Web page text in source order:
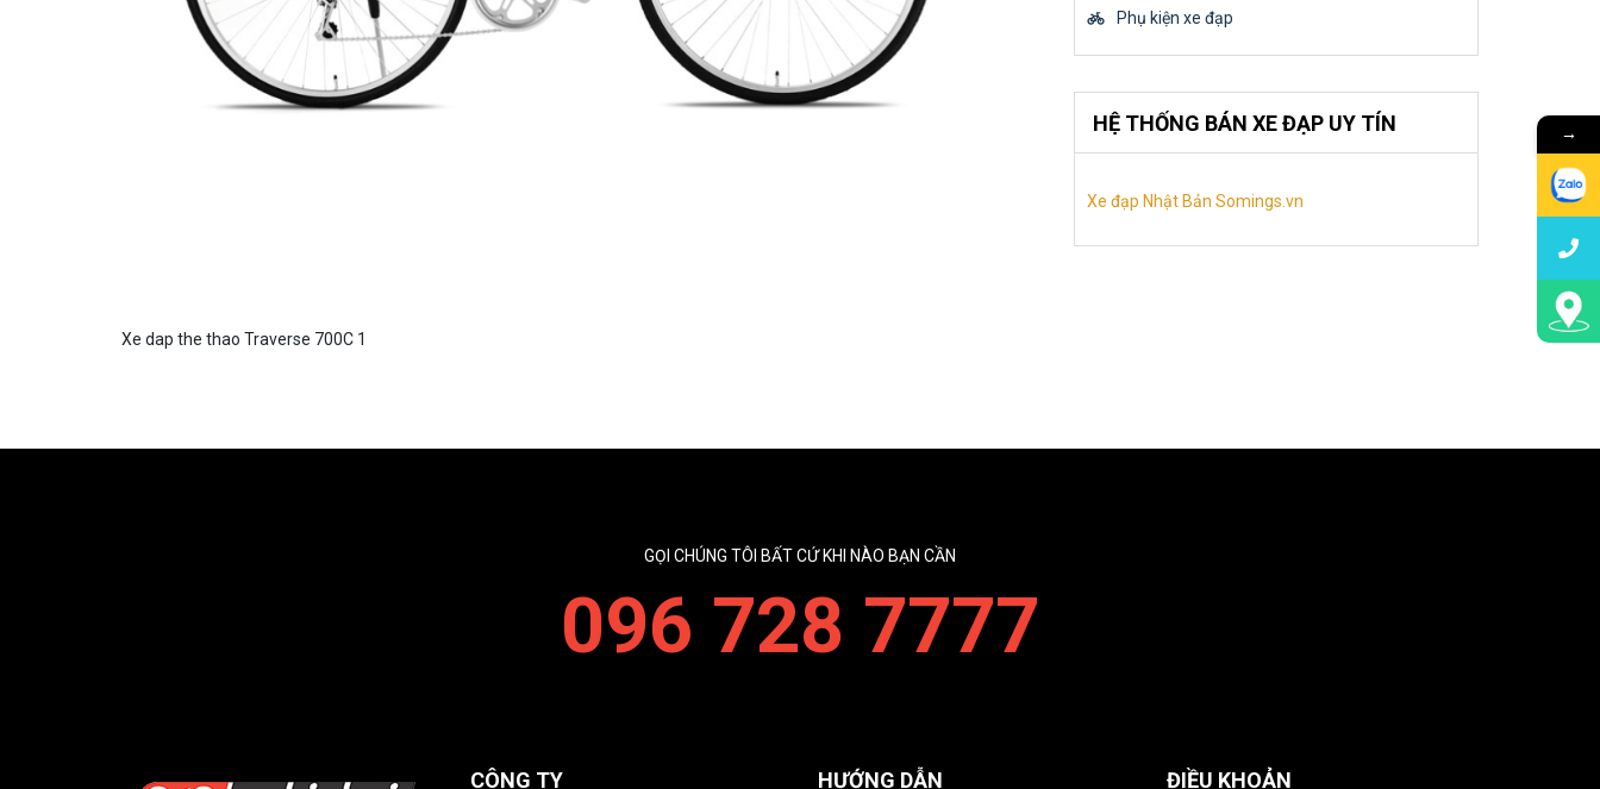
Xe dap the thao Traverse 700C 1
Phụ kiện xe đạp
HỆ THỐNG BÁN XE ĐẠP UY TÍN
Xe đạp Nhật Bản Somings.vn
GỌI CHÚNG TÔI BẤT CỨ KHI NÀO BẠN CẦN
096 728 7777
CÔNG TY HƯỚNG DẪN ĐIỀU KHOẢN
→